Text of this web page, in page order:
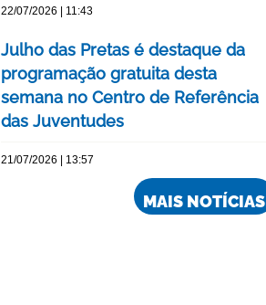
22/07/2026 | 11:43
Julho das Pretas é destaque da
programação gratuita desta
semana no Centro de Referência
das Juventudes
21/07/2026 | 13:57
MAIS NOTÍCIAS